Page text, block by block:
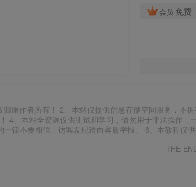
会员 免费
归原作者所有！ 2、本站仅提供信息存储空间服务，不
4、本站全资源仅供测试和学习，请勿用于非法操作
一律不要相信，访客发现请向客服举报。 6、本教程仅
THE